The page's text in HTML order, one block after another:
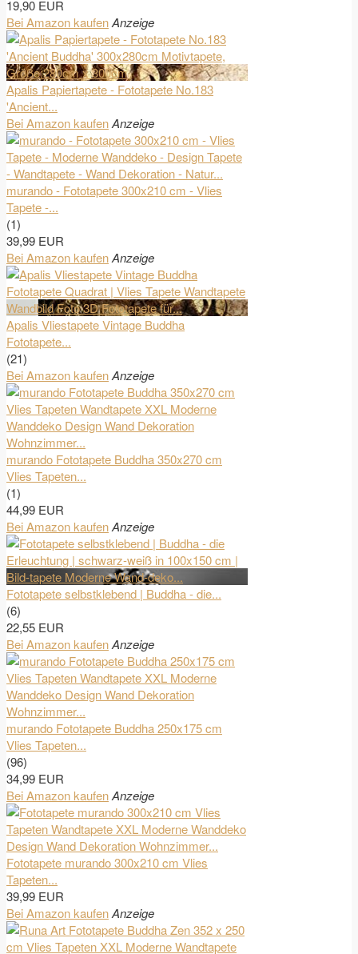
19,90 EUR
Bei Amazon kaufenAnzeige
Apalis Papiertapete - Fototapete No.183
'Ancient...
Bei Amazon kaufenAnzeige
murando - Fototapete 300x210 cm - Vlies
Tapete -...
(1)
39,99 EUR
Bei Amazon kaufenAnzeige
Apalis Vliestapete Vintage Buddha
Fototapete...
(21)
Bei Amazon kaufenAnzeige
murando Fototapete Buddha 350x270 cm
Vlies Tapeten...
(1)
44,99 EUR
Bei Amazon kaufenAnzeige
Fototapete selbstklebend | Buddha - die...
(6)
22,55 EUR
Bei Amazon kaufenAnzeige
murando Fototapete Buddha 250x175 cm
Vlies Tapeten...
(96)
34,99 EUR
Bei Amazon kaufenAnzeige
Fototapete murando 300x210 cm Vlies
Tapeten...
39,99 EUR
Bei Amazon kaufenAnzeige